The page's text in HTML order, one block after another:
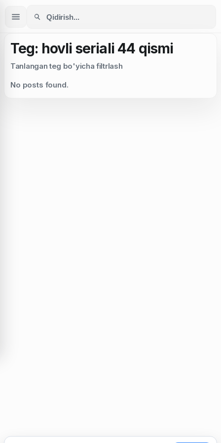
Teg: hovli seriali 44 qismi
Tanlangan teg bo'yicha filtrlash
No posts found.